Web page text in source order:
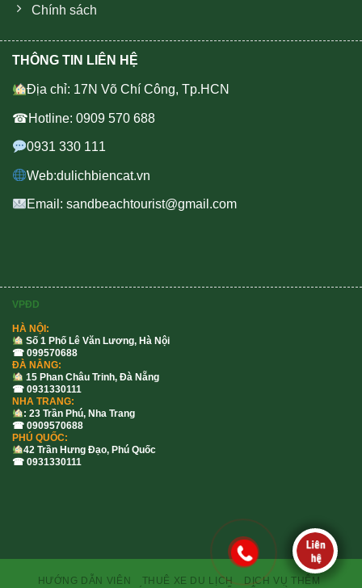
Chính sách
THÔNG TIN LIÊN HỆ
Địa chỉ: 17N Võ Chí Công, Tp.HCN
☎Hotline: 0909 570 688
0931 330 111
Web:dulichbiencat.vn
Email: sandbeachtourist@gmail.com
VPĐD
HÀ NỘI:
Số 1 Phố Lê Văn Lương, Hà Nội
☎ 099570688
ĐÀ NẴNG:
15 Phan Châu Trinh, Đà Nẵng
☎ 0931330111
NHA TRANG:
: 23 Trần Phú, Nha Trang
☎ 0909570688
PHÚ QUỐC:
42 Trần Hưng Đạo, Phú Quốc
☎ 0931330111
HƯỚNG DẪN VIÊN THUÊ XE DU LỊCH
DỊCH VỤ THÊM